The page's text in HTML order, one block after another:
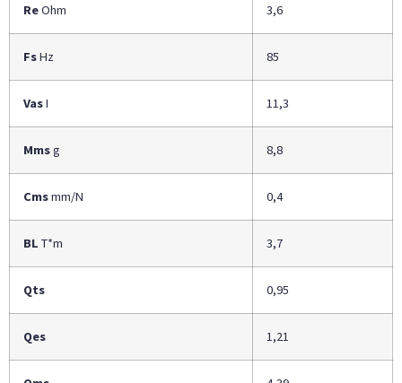
ReOhm 3,6
FsHz 85
VasI 11,3
Mmsg 8,8
Cmsmm/N 0,4
BL T*m 3,7
Qts 0,95
Qes 1,21